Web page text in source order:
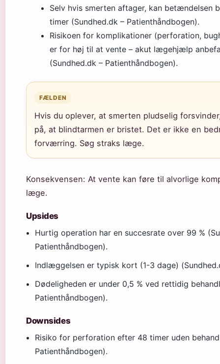
Selv hvis smerten aftager, kan betændelsen
timer (Sundhed.dk – Patienthåndbogen).
Risikoen for komplikationer (perforation,
er for høj til at vente – akut lægehjælp
(Sundhed.dk – Patienthåndbogen).
FÆLDEN
Hvis du oplever, at smerten pludselig
på, at blindtarmen er bristet. Det er ikke en
forværring. Søg straks læge.
Konsekvensen: At vente kan føre til alvorlige
læge.
Upsides
Hurtig operation har en succesrate over 99 %
Patienthåndbogen).
Indlæggelsen er typisk kort (1-3 dage)
Dødeligheden er under 0,5 % ved rettidig
Patienthåndbogen).
Downsides
Risiko for perforation efter 48 timer uden
Patienthåndbogen).